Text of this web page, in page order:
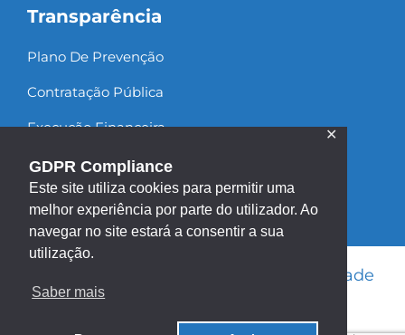
GDPR Compliance
Este site utiliza cookies para permitir uma
melhor experiência por parte do utilizador. Ao
navegar no site estará a consentir a sua
utilização.
Saber mais
✕
Transparência
Plano De Prevenção
Contratação Pública
Execução Financeira
Recursos Humanos
Política de Privacidade
|Política de Cookies